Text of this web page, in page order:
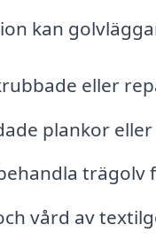
kan
eller
plankor
trägolv
vård av